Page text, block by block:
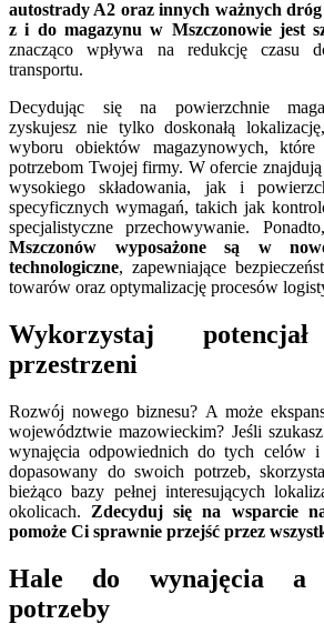
autostrady A2 oraz innych ważnych
z i do magazynu w Mszczonowie jest
znacząco wpływa na redukcję czasu
transportu.
Decydując się na powierzchnie
zyskujesz nie tylko doskonałą
wyboru obiektów magazynowych, które
potrzebom Twojej firmy. W ofercie
wysokiego składowania, jak i
specyficznych wymagań, takich jak
specjalistyczne przechowywanie.
Mszczonów wyposażone są w
technologiczne, zapewniające
towarów oraz optymalizację procesów
Wykorzystaj
przestrzeni
Rozwój nowego biznesu? A może
województwie mazowieckim? Jeśli
wynajęcia odpowiednich do tych celów i
dopasowany do swoich potrzeb,
bieżąco bazy pełnej interesujących
okolicach. Zdecyduj się na wsparcie
pomoże Ci sprawnie przejść przez
Hale do wynajęcia a
potrzeby